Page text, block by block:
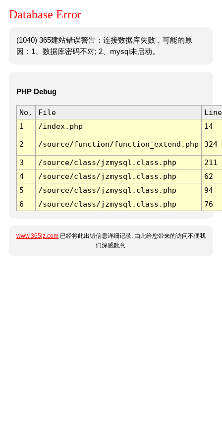
Database Error
(1040) 365建站错误警告：连接数据库失败，可能的原
因：1、数据库密码不对; 2、mysql未启动。
PHP Debug
No. File
Line
1
/index.php 14
2 /source/function/function_extend.php 324
3 /source/class/jzmysql.class.php
211
4
/source/class/jzmysql.class.php
62
5
/source/class/jzmysql.class.php
94
6
/source/class/jzmysql.class.php 76
www.365jz.com 已经将此出错信息详细记录, 由此给您带来的访问不便我
们深感歉意.